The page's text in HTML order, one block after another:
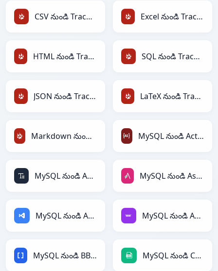
CSV నుండి TracWiki Excel నుండి TracWiki
HTML నుండి TracWiki SQL నుండి TracWiki
JSON నుండి TracWiki LaTeX నుండి TracWiki
Markdown నుండి TracWiki MySQL నుండి ActionScript
MySQL నుండి ASCII MySQL నుండి AsciiDoc
MySQL నుండి ASP MySQL నుండి Avro
MySQL నుండి BBCode MySQL నుండి CSV